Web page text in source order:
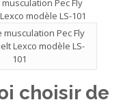
Pec Fly
Lexco modèle LS-
101
choisir de